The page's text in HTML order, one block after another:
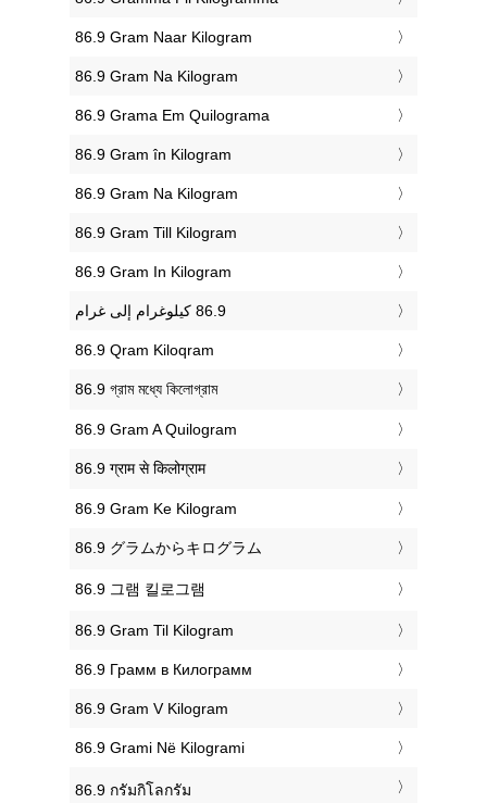
‎86.9 Gram Naar Kilogram
‎86.9 Gram Na Kilogram
‎86.9 Grama Em Quilograma
‎86.9 Gram în Kilogram
‎86.9 Gram Na Kilogram
‎86.9 Gram Till Kilogram
‎86.9 Gram In Kilogram
‎86.9 Qram Kiloqram
‎86.9 গ্রাম মধ্যে কিলোগ্রাম
‎86.9 Gram A Quilogram
‎86.9 ग्राम से किलोग्राम
‎86.9 Gram Ke Kilogram
‎86.9 グラムからキログラム
‎86.9 그램 킬로그램
‎86.9 Gram Til Kilogram
‎86.9 Грамм в Килограмм
‎86.9 Gram V Kilogram
‎86.9 Grami Në Kilogrami
‎86.9 กรัมกิโลกรัม